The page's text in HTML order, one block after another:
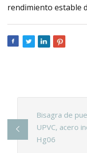
rendimiento estable
Bisagra de
UPVC, acero
Hg06